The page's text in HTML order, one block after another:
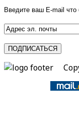
Введите ваш E-mail что